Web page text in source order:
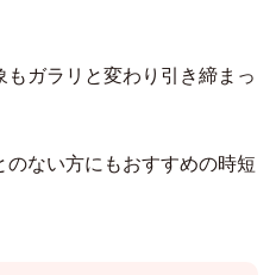
ガラリと変わり引き締まっ
ない方にもおすすめの時短